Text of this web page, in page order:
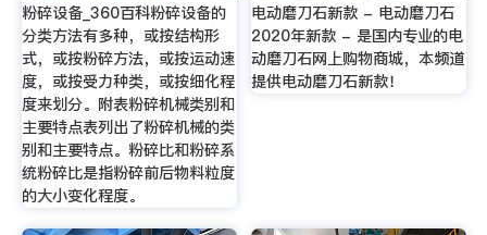
粉碎设备_360百科粉碎设备的
分类方法有多种，或按结构形
式，或按粉碎方法，或按运动速
度，或按受力种类，或按细化程
度来划分。附表粉碎机械类别和
主要特点表列出了粉碎机械的类
别和主要特点。粉碎比和粉碎系
统粉碎比是指粉碎前后物料粒度
的大小变化程度。
电动磨刀石新款 - 电动磨刀石
2020年新款 - 是国内专业的电
动磨刀石网上购物商城，本频道
提供电动磨刀石新款！